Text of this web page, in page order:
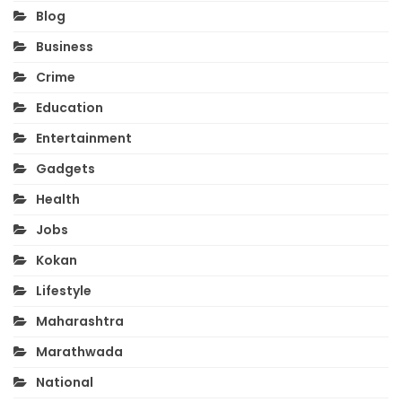
Blog
Business
Crime
Education
Entertainment
Gadgets
Health
Jobs
Kokan
Lifestyle
Maharashtra
Marathwada
National